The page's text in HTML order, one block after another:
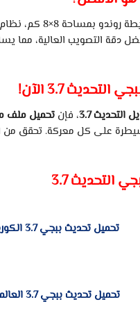
روندو بمساحة 8×8 كم، نظام
دقة التصويب العالية، مما
التحديث3.7الآن!
التحديث 3.7، فإن تحميل ملف
على كل معركة. تحقق من
التحديث3.7
تحميل تحديث ببجي 3.7 الكوريه 32 بت من هنا
تحميل تحديث ببجي 3.7 العالمية 32 بت من هنا